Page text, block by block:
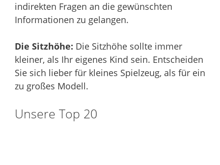
indirekten Fragen an die gewünschten
Informationen zu gelangen.
Die Sitzhöhe: Die Sitzhöhe sollte immer
kleiner, als Ihr eigenes Kind sein. Entscheiden
Sie sich lieber für kleines Spielzeug, als für ein
zu großes Modell.
Unsere Top 20